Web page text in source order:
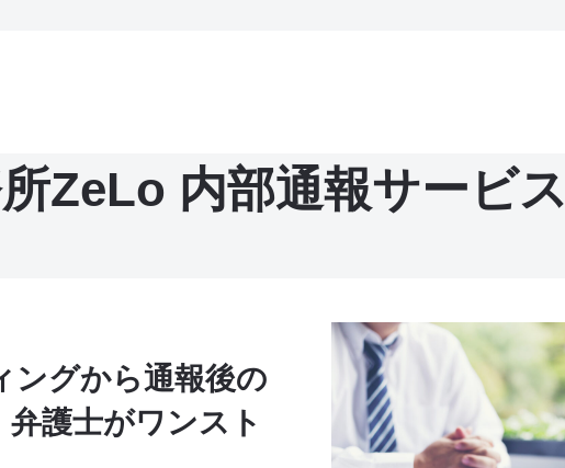
ZeLo 内部通報サービス
ングから通報後の
護士がワンスト